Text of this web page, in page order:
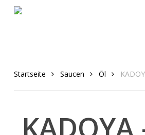
Startseite Saucen Öl
KADOYA